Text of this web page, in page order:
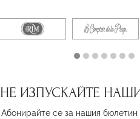
НЕ ИЗПУСКАЙТЕ
Абонирайте се за нашия бюлетин